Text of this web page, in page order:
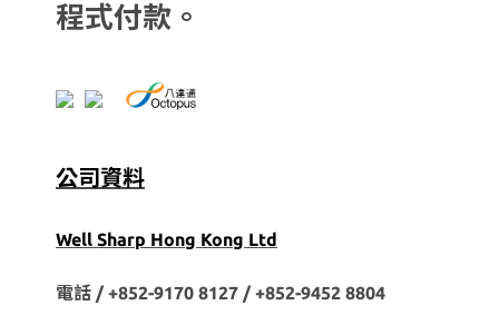
程式付款。
公司資料
Well Sharp Hong Kong Ltd
電話 / +852-9170 8127 /+852-9452 8804